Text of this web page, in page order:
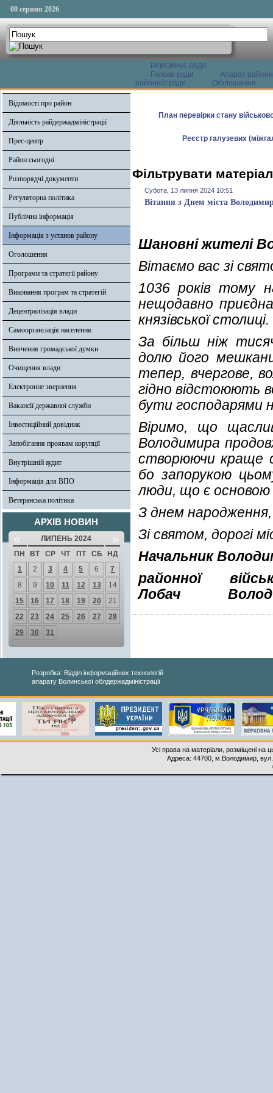
08 серпня 2026
РАЙОННА РАДА
Голова ради
Апарат
районної ради
Оголошення
Відомості про район
Діяльність райдержадміністрації
Прес-центр
Район сьогодні
Розпорядчі документи
Регуляторна політика
Публічна інформація
Інформація з установ району
Оголошення
Програми та стратегії району
Виконання програм та стратегій
Децентралізація влади
Самоорганізація населення
Вивчення громадської думки
Очищення влади
Електронне звернення
Вакансії державної служби
Інвестиційний довідник
Запобігання проявам корупції
Внутрішній аудит
Інформація для ВПО
Ветеранська політика
АРХІВ НОВИН
« ЛИПЕНЬ 2024 »
ПН ВТ СР ЧТ ПТ СБ
НД
1
2 3 4 5 6
7
8
9 10 11 12 13
14
15
16 17 18 19 20
21
22
23 24 25 26 27
28
29
30 31
План перевірки стану
Реєстр галузевих
Фільтрувати
Субота, 13 липня 2024 10:51
Вітання з Днем міста
Шановні жителі
Вітаємо вас зі
1036 років тому
нещодавно
князівської
За більш ніж
долю його
тепер, вчергове,
гідно відстоюють
бути господарями
Віримо, що
Володимира
створюючи краще
бо запорукою
люди, що є основою
З днем
Зі святом, дорогі
Начальник
районної
Лобач
Розробка: Відділ інформаційних технологій
апарату Волинської облдержадміністрації
Усі права на матеріали, розміщені на
Адреса: 44700, м.Володимир,